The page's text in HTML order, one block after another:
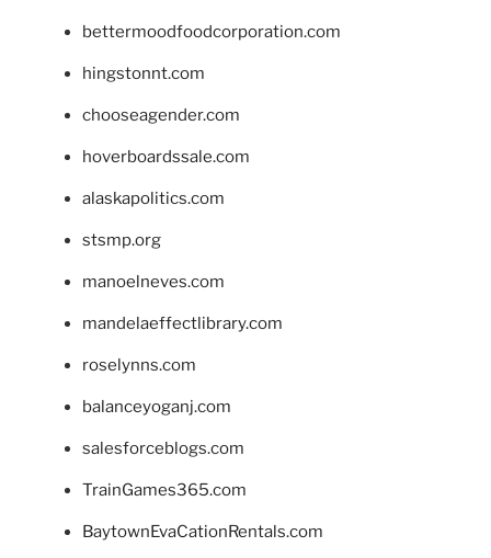
bettermoodfoodcorporation.com
hingstonnt.com
chooseagender.com
hoverboardssale.com
alaskapolitics.com
stsmp.org
manoelneves.com
mandelaeffectlibrary.com
roselynns.com
balanceyoganj.com
salesforceblogs.com
TrainGames365.com
BaytownEvaCationRentals.com